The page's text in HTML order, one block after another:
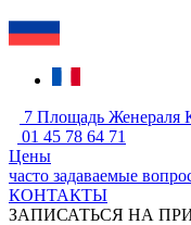
7 Площадь Женераля
01 45 78 64 71
Цены
часто задаваемые
КОНТАКТЫ
ЗАПИСАТЬСЯ НА